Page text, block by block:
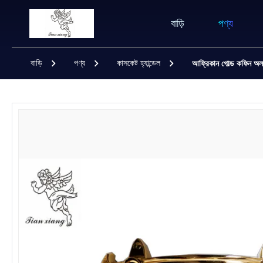
বাড়ি পণ্য
বাড়ি পণ্য কাসকেট হ্যান্ডেল আফ্রিকান গোল্ড কফিন